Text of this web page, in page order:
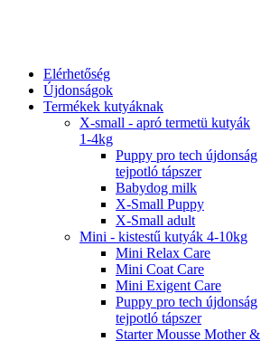
Elérhetőség
Újdonságok
Termékek kutyáknak
X-small - apró termetü kutyák
1-4kg
Puppy pro tech újdonság
tejpotló tápszer
Babydog milk
X-Small Puppy
X-Small adult
Mini - kistestű kutyák 4-10kg
Mini Relax Care
Mini Coat Care
Mini Exigent Care
Puppy pro tech újdonság
tejpotló tápszer
Starter Mousse Mother &